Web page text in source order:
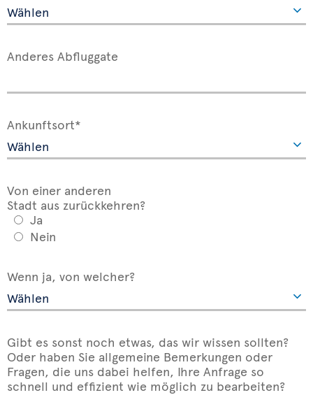
Anderes Abfluggate
Ankunftsort*
Von einer anderen
Stadt aus zurückkehren?
Ja
Nein
Wenn ja, von welcher?
Gibt es sonst noch etwas, das wir wissen sollten?
Oder haben Sie allgemeine Bemerkungen oder
Fragen, die uns dabei helfen, Ihre Anfrage so
schnell und effizient wie möglich zu bearbeiten?